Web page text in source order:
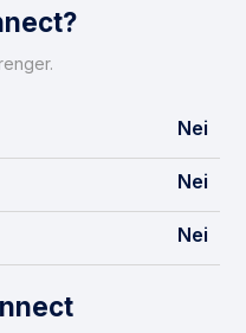
Nei
Nei
Nei